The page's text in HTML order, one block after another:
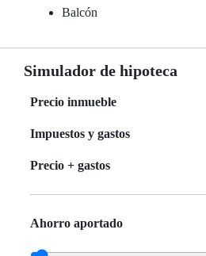
Balcón
Simulador de hipoteca
Precio inmueble
Impuestos y gastos
Precio + gastos
Ahorro aportado